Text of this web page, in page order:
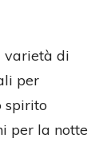
varietà di
per
spirito
per la notte